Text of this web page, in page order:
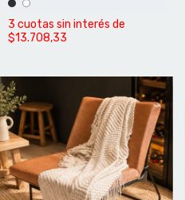
3 cuotas sin interés de
$13.708,33